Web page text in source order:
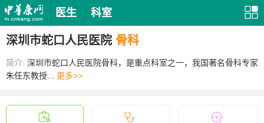
医生 科室
深圳市蛇口人民医院 骨科
简介: 深圳市蛇口人民医院骨科，是重点科室之一，我国著名骨科专家
朱任东教授... 更多>>